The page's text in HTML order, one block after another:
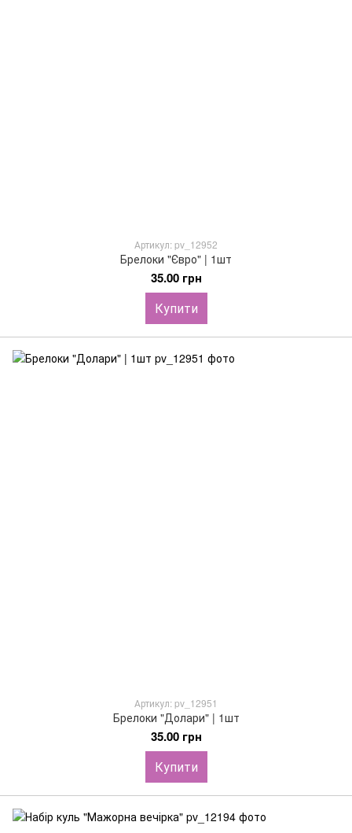
Артикул: pv_12952
Брелоки "Євро" | 1шт
35.00 грн
Купити
Артикул: pv_12951
Брелоки "Долари" | 1шт
35.00 грн
Купити